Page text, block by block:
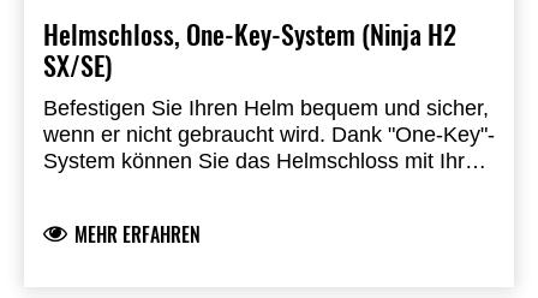
Helmschloss, One-Key-System (Ninja H2
SX/SE)
Befestigen Sie Ihren Helm bequem und sicher,
wenn er nicht gebraucht wird. Dank "One-Key"-
System können Sie das Helmschloss mit Ihrem
erforderlich.
MEHR ERFAHREN